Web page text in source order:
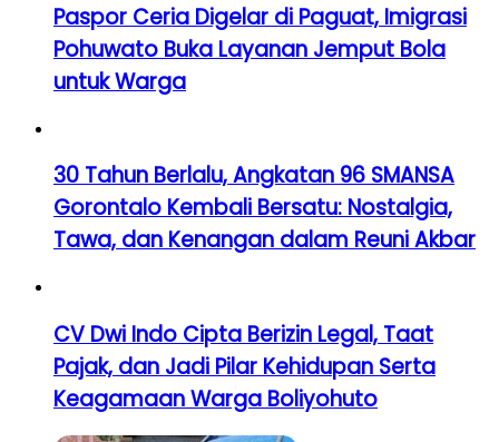
Paspor Ceria Digelar di Paguat, Imigrasi
Pohuwato Buka Layanan Jemput Bola
untuk Warga
30 Tahun Berlalu, Angkatan 96 SMANSA
Gorontalo Kembali Bersatu: Nostalgia,
Tawa, dan Kenangan dalam Reuni Akbar
CV Dwi Indo Cipta Berizin Legal, Taat
Pajak, dan Jadi Pilar Kehidupan Serta
Keagamaan Warga Boliyohuto